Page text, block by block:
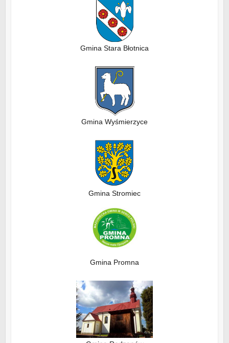
Gmina Stara Błotnica
Gmina Wyśmierzyce
Gmina Stromiec
Gmina Promna